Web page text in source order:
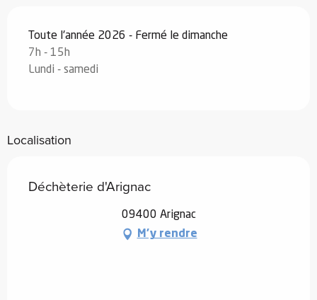
Toute l'année 2026 - Fermé le dimanche
7h - 15h
Lundi - samedi
Localisation
Déchèterie d'Arignac
09400 Arignac
M'y rendre